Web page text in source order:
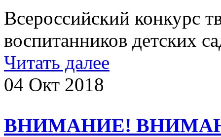
Всероссийский конкурс
воспитанников детских
Читать далее
04 Окт 2018
ВНИМАНИЕ!